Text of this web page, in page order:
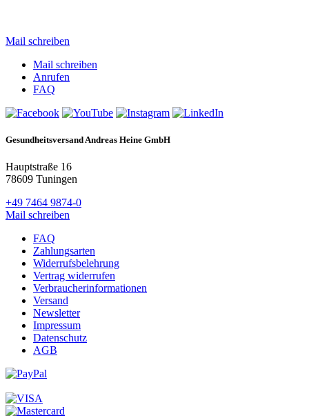
Mail schreiben
Mail schreiben
Anrufen
FAQ
Gesundheitsversand Andreas Heine GmbH
Hauptstraße 16
78609 Tuningen
+49 7464 9874-0
Mail schreiben
FAQ
Zahlungsarten
Widerrufsbelehrung
Vertrag widerrufen
Verbraucherinformationen
Versand
Newsletter
Impressum
Datenschutz
AGB